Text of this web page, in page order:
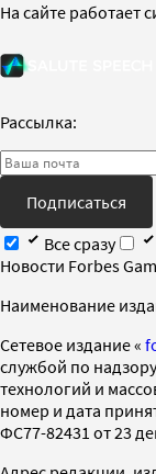
На сайте работает
Рассылка:
Подписаться
Все сразу
Новости Forbes
Наименование
Cетевое издание «
службой по
технологий и
номер и дата
ФС77-82431 от 23